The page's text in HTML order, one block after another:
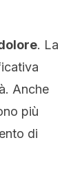
. La
Anche
più
di